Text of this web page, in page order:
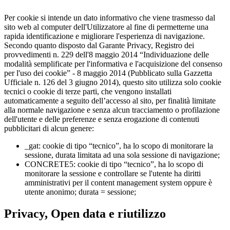
Per cookie si intende un dato informativo che viene trasmesso dal
sito web al computer dell'Utilizzatore al fine di permetterne una
rapida identificazione e migliorare l'esperienza di navigazione.
Secondo quanto disposto dal Garante Privacy, Registro dei
provvedimenti n. 229 dell'8 maggio 2014 “Individuazione delle
modalità semplificate per l'informativa e l'acquisizione del consenso
per l'uso dei cookie” - 8 maggio 2014 (Pubblicato sulla Gazzetta
Ufficiale n. 126 del 3 giugno 2014), questo sito utilizza solo cookie
tecnici o cookie di terze parti, che vengono installati
automaticamente a seguito dell’accesso al sito, per finalità limitate
alla normale navigazione e senza alcun tracciamento o profilazione
dell'utente e delle preferenze e senza erogazione di contenuti
pubblicitari di alcun genere:
_gat: cookie di tipo “tecnico”, ha lo scopo di monitorare la
sessione, durata limitata ad una sola sessione di navigazione;
CONCRETE5: cookie di tipo “tecnico”, ha lo scopo di
monitorare la sessione e controllare se l'utente ha diritti
amministrativi per il content management system oppure è
utente anonimo; durata = sessione;
Privacy, Open data e riutilizzo